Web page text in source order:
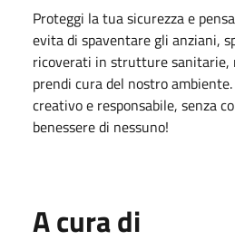
Proteggi la tua sicurezza e
evita di spaventare gli anziani,
ricoverati in strutture sanitarie,
prendi cura del nostro
creativo e responsabile, senza
benessere di nessuno!
A cura di